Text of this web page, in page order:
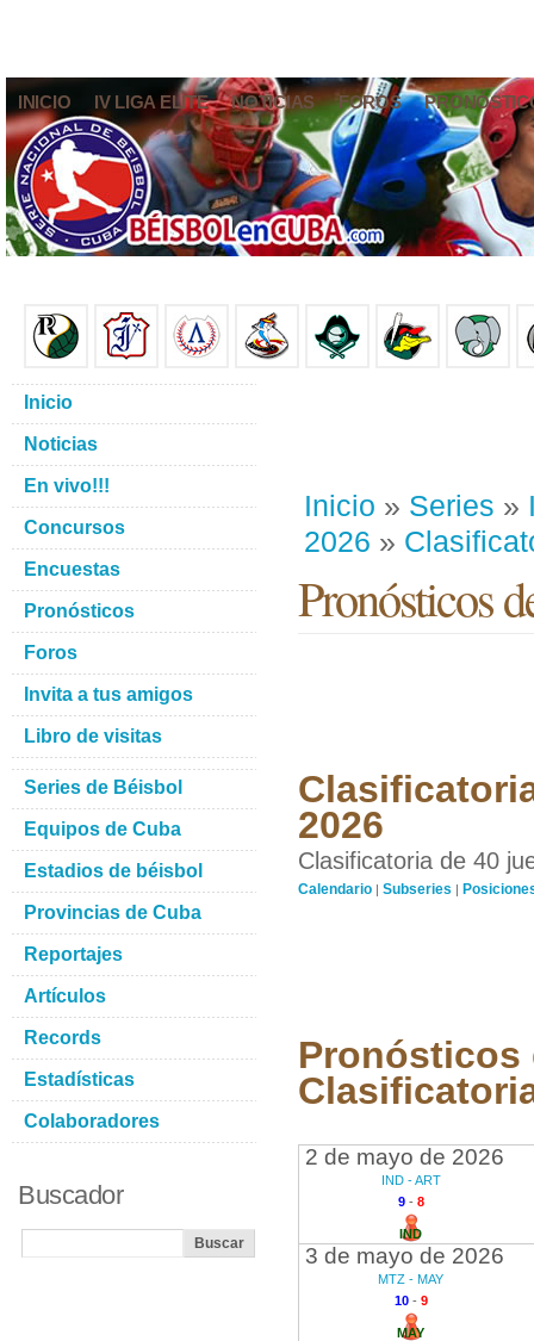
INICIO IV LIGA ELITE NOTICIAS FOROS
Inicio » Series »
2026 »
Pronósticos
2026
Clasificatoria de 40
Calendario | Subseries |
Pronósticos
2 de mayo de 2026
IND - ART
9- 8
IND
3 de mayo de 2026
MTZ - MAY
10- 9
MAY
Inicio
Noticias
En vivo!!!
Concursos
Encuestas
Pronósticos
Foros
Invita a tus amigos
Libro de visitas
Series de Béisbol
Equipos de Cuba
Estadios de béisbol
Provincias de Cuba
Reportajes
Artículos
Records
Estadísticas
Colaboradores
Buscador